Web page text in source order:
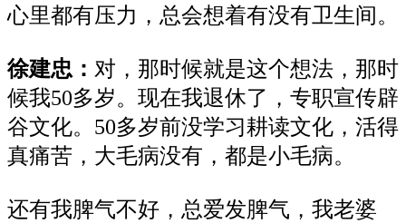
心里都有压力，总会想着有没有卫生间。
徐建忠 ： 对，那时候就是这个想法，那时
候我50多岁。现在我退休了，专职宣传辟
谷文化。50多岁前没学习耕读文化，活得
真痛苦，大毛病没有，都是小毛病。
还有我脾气不好，总爱发脾气，我老婆